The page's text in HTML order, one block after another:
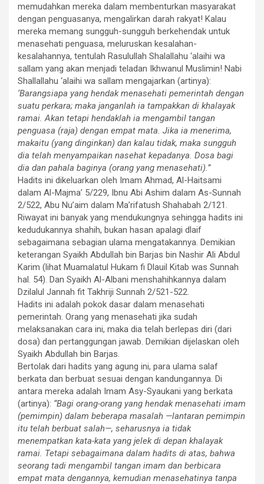
memudahkan mereka dalam membenturkan masyarakat
dengan penguasanya, mengalirkan darah rakyat! Kalau
mereka memang sungguh-sungguh berkehendak untuk
menasehati penguasa, meluruskan kesalahan-
kesalahannya, tentulah Rasulullah Shalallahu ‘alaihi wa
sallam yang akan menjadi teladan Ikhwanul Muslimin! Nabi
Shallallahu ‘alaihi wa sallam mengajarkan (artinya):
‘Barangsiapa yang hendak menasehati pemerintah dengan
suatu perkara; maka janganlah ia tampakkan di khalayak
ramai. Akan tetapi hendaklah ia mengambil tangan
penguasa (raja) dengan empat mata. Jika ia menerima,
makaitu (yang dinginkan) dan kalau tidak, maka sungguh
dia telah menyampaikan nasehat kepadanya. Dosa bagi
dia dan pahala baginya (orang yang menasehati).”
Hadits ini dikeluarkan oleh Imam Ahmad, Al-Haitsami
dalam Al-Majma’ 5/229, Ibnu Abi Ashim dalam As-Sunnah
2/522, Abu Nu’aim dalam Ma’rifatush Shahabah 2/121.
Riwayat ini banyak yang mendukungnya sehingga hadits ini
kedudukannya shahih, bukan hasan apalagi dlaif
sebagaimana sebagian ulama mengatakannya. Demikian
keterangan Syaikh Abdullah bin Barjas bin Nashir Ali Abdul
Karim (lihat Muamalatul Hukam fi Dlauil Kitab was Sunnah
hal. 54). Dan Syaikh Al-Albani menshahihkannya dalam
Dzilalul Jannah fit Takhriji Sunnah 2/521-522.
Hadits ini adalah pokok dasar dalam menasehati
pemerintah. Orang yang menasehati jika sudah
melaksanakan cara ini, maka dia telah berlepas diri (dari
dosa) dan pertanggungan jawab. Demikian dijelaskan oleh
Syaikh Abdullah bin Barjas.
Bertolak dari hadits yang agung ini, para ulama salaf
berkata dan berbuat sesuai dengan kandungannya. Di
antara mereka adalah Imam Asy-Syaukani yang berkata
(artinya): “Bagi orang-orang yang hendak menasehati imam
(pemimpin) dalam beberapa masalah —lantaran pemimpin
itu telah berbuat salah—, seharusnya ia tidak
menempatkan kata-kata yang jelek di depan khalayak
ramai. Tetapi sebagaimana dalam hadits di atas, bahwa
seorang tadi mengambil tangan imam dan berbicara
empat mata dengannya, kemudian menasehatinya tanpa